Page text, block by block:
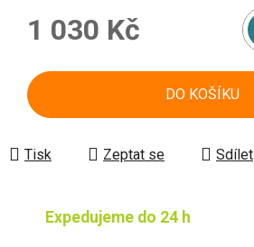
1 030 Kč
DO KOŠÍKU
Tisk Zeptat se Sdílet
Expedujeme do 24 h